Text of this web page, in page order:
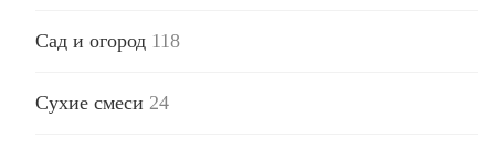
Сад и огород 118
Сухие смеси 24